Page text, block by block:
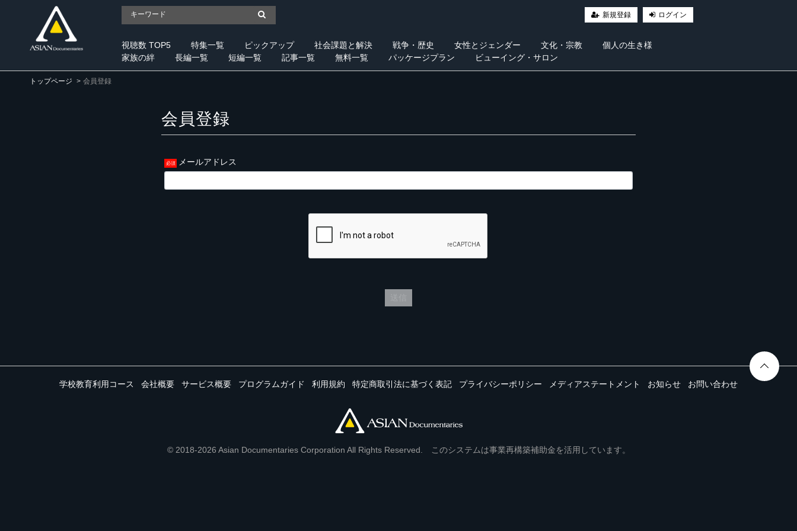
新規登録 ログイン
視聴数 TOP5 特集一覧 ピックアップ 社会課題と解決 戦争・歴史 女性とジェンダー 文化・宗教
個人の生き様
家族の絆
長編一覧 短編一覧 記事一覧 無料一覧 パッケージプラン ビューイング・サロン
トップページ 会員登録
会員登録
メールアドレス
学校教育利用コース 会社概要 サービス概要 プログラムガイド 利用規約 特定商取引法に基づく表記 プライバシーポリシー メディアステートメント お知らせ お問い合わせ
© 2018-2026 Asian Documentaries Corporation All Rights Reserved. このシステムは事業再構築補助金を活用しています。